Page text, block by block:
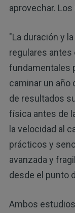
aprovechar.
"La duración y
regulares antes
fundamentales
caminar un año
de resultados
física antes de
la velocidad al
prácticos y
avanzada y
desde el punto
Ambos